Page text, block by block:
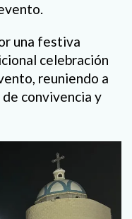
una festiva
celebración
reuniendo a
convivencia y